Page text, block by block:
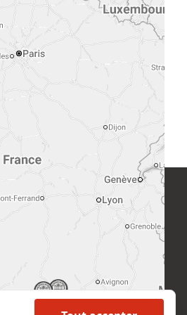
EN SAVOIR PLUS
Formations
Nous rejoindre
Partenaires